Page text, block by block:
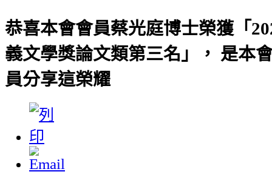
恭喜本會會員蔡光庭博士榮獲「
義文學獎論文類第三名」， 是本
員分享這榮耀